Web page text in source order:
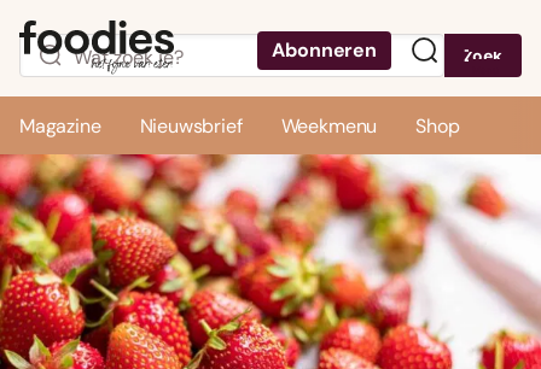
Abonneren Zoek
Magazine Nieuwsbrief Weekmenu Shop